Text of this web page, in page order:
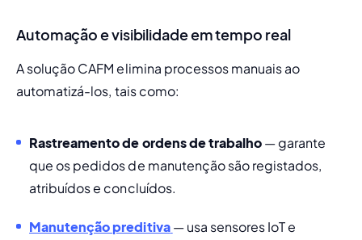
Automação e visibilidade em tempo real
A solução CAFM elimina processos manuais ao
automatizá-los, tais como:
Rastreamento de ordens de trabalho — garante
que os pedidos de manutenção são registados,
atribuídos e concluídos.
Manutenção preditiva — usa sensores IoT e